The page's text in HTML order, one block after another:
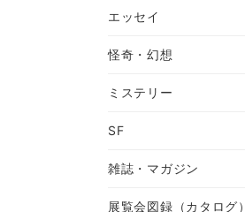
エッセイ
怪奇・幻想
ミステリー
SF
雑誌・マガジン
展覧会図録（カタログ）